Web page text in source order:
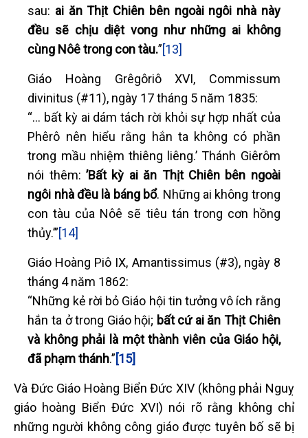
sau: ai ăn Thịt Chiên bên ngoài ngôi nhà này
đều sẽ chịu diệt vong như những ai không
cùng Nôê trong con tàu.”[13]
Giáo Hoàng Grêgôriô XVI, Commissum
divinitus (#11), ngày 17 tháng 5 năm 1835:
“... bất kỳ ai dám tách rời khỏi sự hợp nhất của
Phêrô nên hiểu rằng hắn ta không có phần
trong mầu nhiệm thiêng liêng.’ Thánh Giêrôm
nói thêm:’Bất kỳ ai ăn Thịt Chiên bên ngoài
ngôi nhà đều là báng bổ. Những ai không trong
con tàu của Nôê sẽ tiêu tán trong cơn hồng
thủy.’”[14]
Giáo Hoàng Piô IX, Amantissimus (#3), ngày 8
tháng 4 năm 1862:
“Những kẻ rời bỏ Giáo hội tin tưởng vô ích rằng
hắn ta ở trong Giáo hội; bất cứ ai ăn Thịt Chiên
và không phải là một thành viên của Giáo hội,
đã phạm thánh.”[15]
Và Đức Giáo Hoàng Biển Đức XIV (không phải Nguỵ
giáo hoàng Biển Đức XVI) nói rõ rằng không chỉ
những người không công giáo được tuyên bố sẽ bị